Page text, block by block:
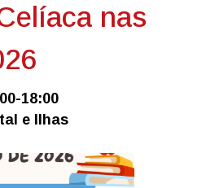
nas
18:00
e Ilhas